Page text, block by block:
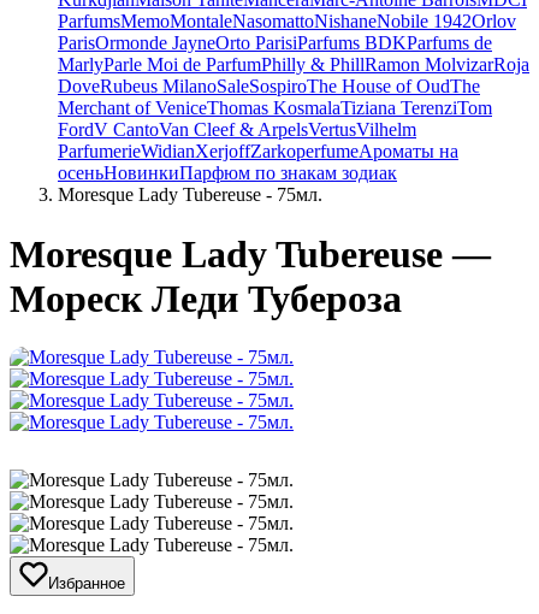
ParfumsMemoMontaleNasomattoNishaneNobile 1942Orlov
ParisOrmonde JayneOrto ParisiParfums BDKParfums de
MarlyParle Moi de ParfumPhilly & PhillRamon MolvizarRoja
DoveRubeus MilanoSaleSospiroThe House of OudThe
Merchant of VeniceThomas KosmalaTiziana TerenziTom
FordV CantoVan Cleef & ArpelsVertusVilhelm
ParfumerieWidianXerjoffZarkoperfumeАроматы на
осеньНовинкиПарфюм по знакам зодиак
Moresque Lady Tubereuse - 75мл.
Moresque Lady Tubereuse —
Мореск Леди Тубероза
Избранное